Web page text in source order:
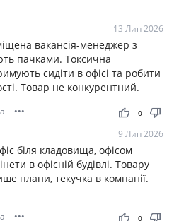
13 Лип 2026
вакансія-менеджер з
пачками. Токсична
сидіти в офісі та робити
Товар не конкурентний.
••• thumb_up thumb_down
0
9 Лип 2026
біля кладовища, офісом
в офісній будівлі. Товару
плани, текучка в компанії.
••• 0